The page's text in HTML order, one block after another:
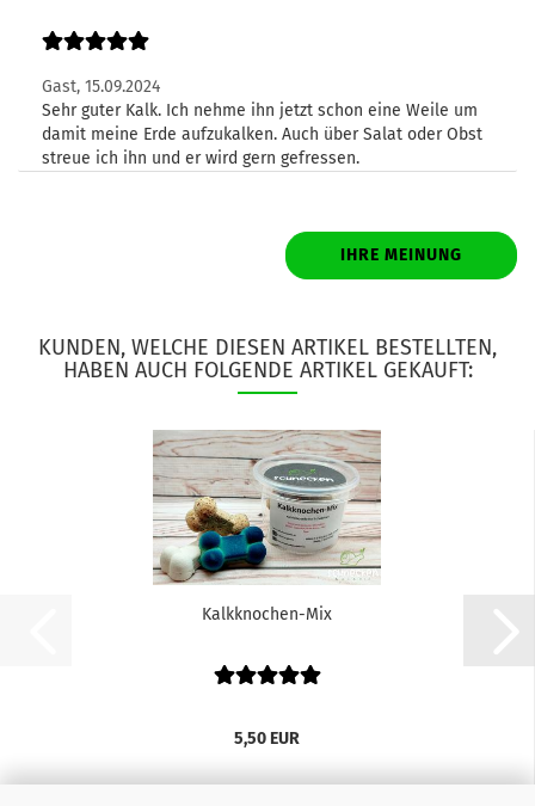
Gast, 15.09.2024
Sehr guter Kalk. Ich nehme ihn jetzt schon eine Weile um
damit meine Erde aufzukalken. Auch über Salat oder Obst
streue ich ihn und er wird gern gefressen.
IHRE MEINUNG
KUNDEN, WELCHE DIESEN ARTIKEL BESTELLTEN,
HABEN AUCH FOLGENDE ARTIKEL GEKAUFT:
Kalkknochen-Mix
5,50 EUR